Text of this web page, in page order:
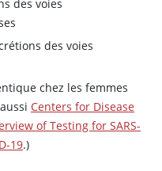
des voies
des voies
chez les femmes
Centers for Disease
of Testing for SARS-
19.)